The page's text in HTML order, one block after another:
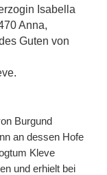
Isabella
Anna,
Guten von
Burgund
an dessen Hofe
Kleve
und erhielt bei